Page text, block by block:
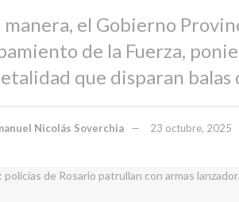
manera, el Gobierno
de la Fuerza,
que disparan
Nicolás Soverchia 23 octubre, 2025